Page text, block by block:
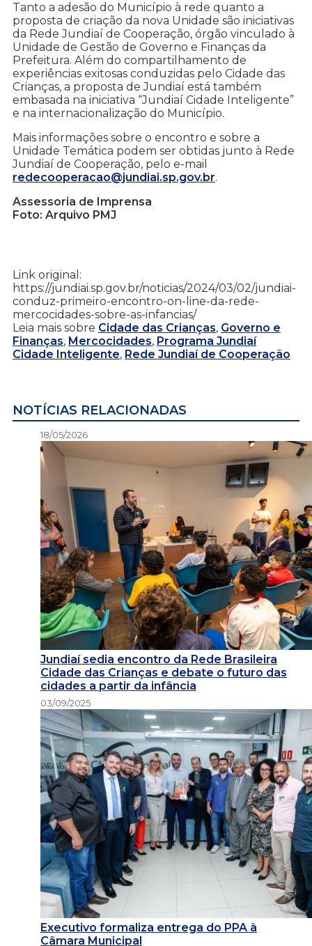
Tanto a adesão do Município à rede quanto a
proposta de criação da nova Unidade são iniciativas
da Rede Jundiaí de Cooperação, órgão vinculado à
Unidade de Gestão de Governo e Finanças da
Prefeitura. Além do compartilhamento de
experiências exitosas conduzidas pelo Cidade das
Crianças, a proposta de Jundiaí está também
embasada na iniciativa “Jundiaí Cidade Inteligente”
e na internacionalização do Município.
Mais informações sobre o encontro e sobre a
Unidade Temática podem ser obtidas junto à Rede
Jundiaí de Cooperação, pelo e-mail
redecooperacao@jundiai.sp.gov.br.
Assessoria de Imprensa
Foto: Arquivo PMJ
Link original:
https://jundiai.sp.gov.br/noticias/2024/03/02/jundiai-
conduz-primeiro-encontro-on-line-da-rede-
mercocidades-sobre-as-infancias/
Leia mais sobre Cidade das Crianças, Governo e
Finanças, Mercocidades, Programa Jundiaí
Cidade Inteligente, Rede Jundiaí de Cooperação
NOTÍCIAS RELACIONADAS
18/05/2026
Jundiaí sedia encontro da Rede Brasileira
Cidade das Crianças e debate o futuro das
cidades a partir da infância
03/09/2025
Executivo formaliza entrega do PPA à
Câmara Municipal